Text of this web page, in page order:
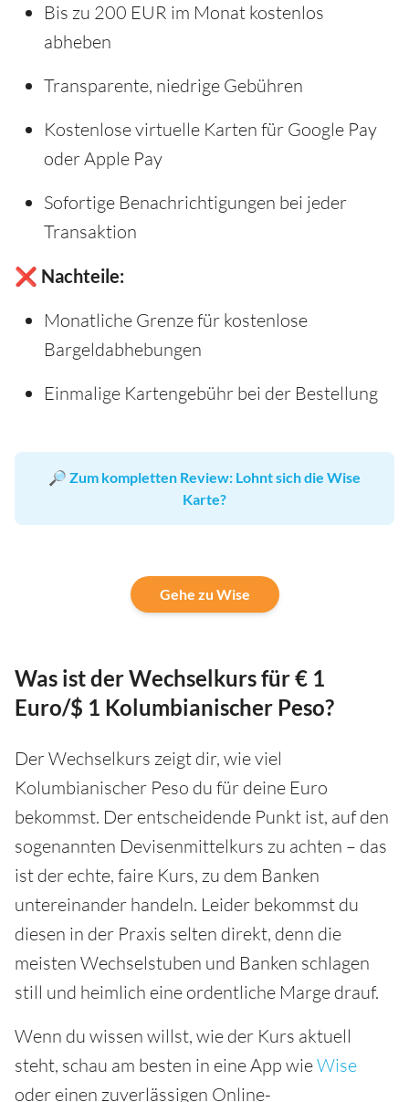
Bis zu 200 EUR im Monat kostenlos
abheben
Transparente, niedrige Gebühren
Kostenlose virtuelle Karten für Google Pay
oder Apple Pay
Sofortige Benachrichtigungen bei jeder
Transaktion
❌ Nachteile:
Monatliche Grenze für kostenlose
Bargeldabhebungen
Einmalige Kartengebühr bei der Bestellung
🔎 Zum kompletten Review: Lohnt sich die Wise
Karte?
Gehe zu Wise
Was ist der Wechselkurs für € 1
Euro/$ 1 Kolumbianischer Peso?
Der Wechselkurs zeigt dir, wie viel
Kolumbianischer Peso du für deine Euro
bekommst. Der entscheidende Punkt ist, auf den
sogenannten Devisenmittelkurs zu achten – das
ist der echte, faire Kurs, zu dem Banken
untereinander handeln. Leider bekommst du
diesen in der Praxis selten direkt, denn die
meisten Wechselstuben und Banken schlagen
still und heimlich eine ordentliche Marge drauf.
Wenn du wissen willst, wie der Kurs aktuell
steht, schau am besten in eine App wieWise
oder einen zuverlässigen Online-